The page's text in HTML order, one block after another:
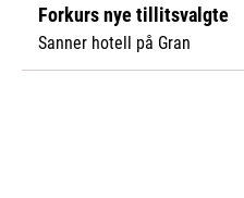
Forkurs nye tillitsvalgte
Sanner hotell på Gran